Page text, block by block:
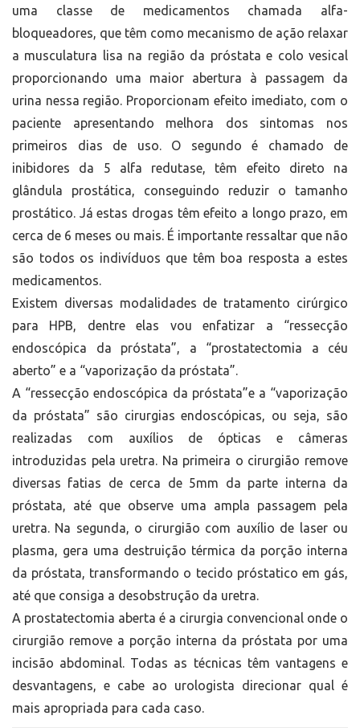
uma classe de medicamentos chamada alfa-
bloqueadores, que têm como mecanismo de ação relaxar
a musculatura lisa na região da próstata e colo vesical
proporcionando uma maior abertura à passagem da
urina nessa região. Proporcionam efeito imediato, com o
paciente apresentando melhora dos sintomas nos
primeiros dias de uso. O segundo é chamado de
inibidores da 5 alfa redutase, têm efeito direto na
glândula prostática, conseguindo reduzir o tamanho
prostático. Já estas drogas têm efeito a longo prazo, em
cerca de 6 meses ou mais. É importante ressaltar que não
são todos os indivíduos que têm boa resposta a estes
medicamentos.
Existem diversas modalidades de tratamento cirúrgico
para HPB, dentre elas vou enfatizar a “ressecção
endoscópica da próstata”, a “prostatectomia a céu
aberto” e a “vaporização da próstata”.
A “ressecção endoscópica da próstata”e a “vaporização
da próstata” são cirurgias endoscópicas, ou seja, são
realizadas com auxílios de ópticas e câmeras
introduzidas pela uretra. Na primeira o cirurgião remove
diversas fatias de cerca de 5mm da parte interna da
próstata, até que observe uma ampla passagem pela
uretra. Na segunda, o cirurgião com auxílio de laser ou
plasma, gera uma destruição térmica da porção interna
da próstata, transformando o tecido próstatico em gás,
até que consiga a desobstrução da uretra.
A prostatectomia aberta é a cirurgia convencional onde o
cirurgião remove a porção interna da próstata por uma
incisão abdominal. Todas as técnicas têm vantagens e
desvantagens, e cabe ao urologista direcionar qual é
mais apropriada para cada caso.